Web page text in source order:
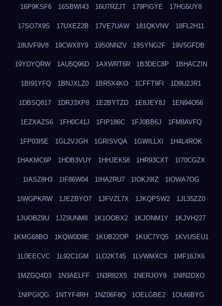
16P9KSF6 16SBWI43 16U7RZJT 179PIGYE 17HG5UY8
17SO7X9S 17UXEZ2B 17VE7UAW 181QKVNV 18FL2H11
18UVF9V8 19CWX8Y9 19S0NNZV 19SYNG2F 19V5GFDB
19YDYQRW 1AU5Q96D 1AXWRT6R 1B3DEC8P 1BHACZIN
1BI91YFQ 1BNJXLZ0 1BR5X4KO 1CFFT9FI 1D9U2JR1
1DBSQ817 1DRJ3XP8 1E2BYTZD 1E8JEY8J 1EN94O56
1EZXAZS6 1FH0C41J 1FIP186C 1FJ0BB6J 1FM8AVFQ
1FP03I5E 1GL2VJGH 1GRISVQA 1GWILLXI 1H4L4ROK
1HAKMC6P 1HDB3VUY 1HHJEK58 1HR93CXT 1I70CGZX
1IASZ8H3 1IF86W04 1IHA2RU7 1IOKJ9IZ 1IOWA7OG
1IWGPKRW 1JEZBYO7 1JFVZL7X 1JKQPSW2 1JL35ZZ0
1JUOBZ9U 1JZ9UNM8 1K1OOBX2 1KJONM1Y 1KJVH227
1KMG68BO 1KQW0D9E 1KUB22OP 1KUC7YQ5 1KVUSEU1
1L0EECVC 1L92C1GM 1LO2KT45 1LVWMXC9 1MF16JX6
1MZGQ4D3 1N3AELFF 1N3R82X5 1NERJOY9 1NIN2DXO
1NIPGIQG 1NTYF4RH 1NZ06F8Q 1OELGBE2 1OUI6BYG